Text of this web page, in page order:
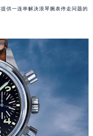
供一连串解决浪琴腕表停走问题的